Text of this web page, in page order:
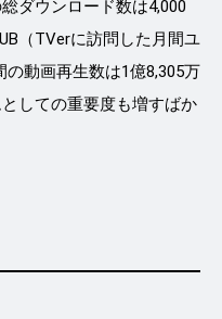
ダウンロード数は4,000
（TVerに訪問した月間ユ
動画再生数は1億8,305万
しての重要度も増すばか